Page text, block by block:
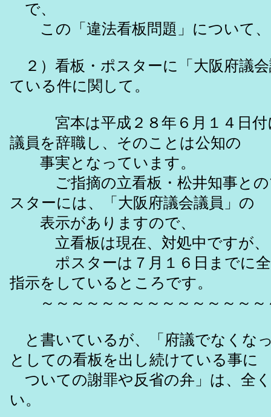
で、
この「違法看板問題」について、
２）看板・ポスターに「大阪府議
ている件に関して。
宮本は平成２８年６月１４日付
議員を辞職し、そのことは公知の
事実となっています。
ご指摘の立看板・松井知事との
スターには、「大阪府議会議員」の
表示がありますので、
立看板は現在、対処中ですが、
ポスターは７月１６日までに全
指示をしているところです。
～～～～～～～～～～～～～～～
と書いているが、「府議でなくな
としての看板を出し続けている事に
ついての謝罪や反省の弁」は、全
い。